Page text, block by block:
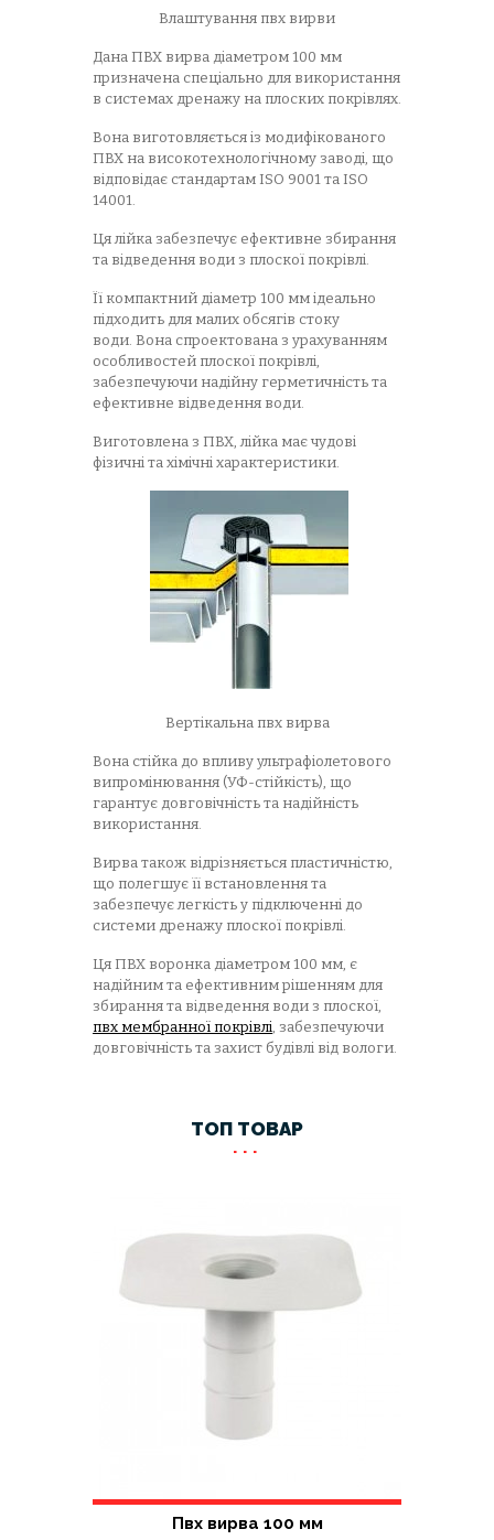
Влаштування пвх вирви
Дана ПВХ вирва діаметром 100 мм
призначена спеціально для використання
в системах дренажу на плоских покрівлях.
Вона виготовляється із модифікованого
ПВХ на високотехнологічному заводі, що
відповідає стандартам ISO 9001 та ISO
14001.
Ця лійка забезпечує ефективне збирання
та відведення води з плоскої покрівлі.
Її компактний діаметр 100 мм ідеально
підходить для малих обсягів стоку
води. Вона спроектована з урахуванням
особливостей плоскої покрівлі,
забезпечуючи надійну герметичність та
ефективне відведення води.
Виготовлена ​​з ПВХ, лійка має чудові
фізичні та хімічні характеристики.
Вертікальна пвх вирва
Вона стійка до впливу ультрафіолетового
випромінювання (УФ-стійкість), що
гарантує довговічність та надійність
використання.
Вирва також відрізняється пластичністю,
що полегшує її встановлення та
забезпечує легкість у підключенні до
системи дренажу плоскої покрівлі.
Ця ПВХ воронка діаметром 100 мм, є
надійним та ефективним рішенням для
збирання та відведення води з плоскої,
пвх мембранної покрівлі, забезпечуючи
довговічність та захист будівлі від вологи.
ТОП ТОВАР
Пвх вирва 100 мм